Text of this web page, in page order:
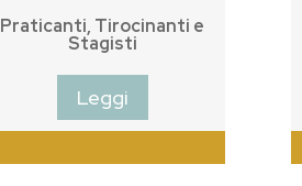
Praticanti, Tirocinanti e
Stagisti
Leggi